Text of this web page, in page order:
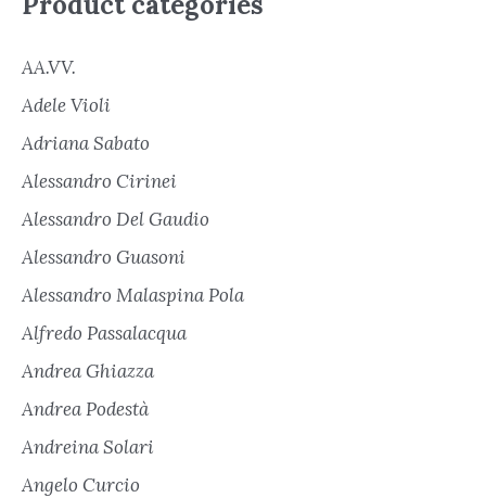
AA.VV.
Adele Violi
Adriana Sabato
Alessandro Cirinei
Alessandro Del Gaudio
Alessandro Guasoni
Alessandro Malaspina Pola
Alfredo Passalacqua
Andrea Ghiazza
Andrea Podestà
Andreina Solari
Angelo Curcio